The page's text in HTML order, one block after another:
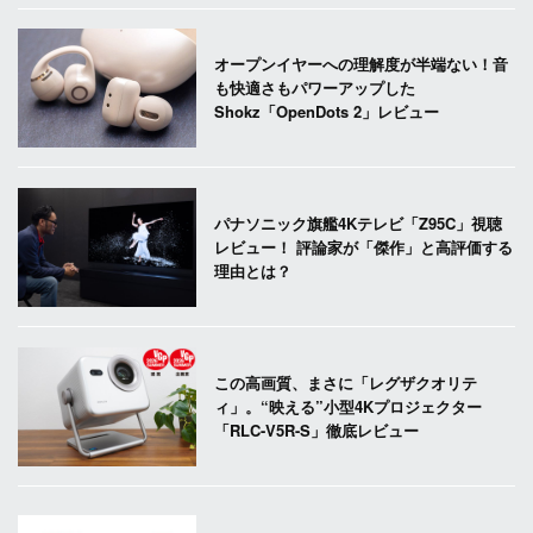
オープンイヤーへの理解度が半端ない！音
も快適さもパワーアップした
Shokz「OpenDots 2」レビュー
パナソニック旗艦4Kテレビ「Z95C」視聴
レビュー！ 評論家が「傑作」と高評価する
理由とは？
この高画質、まさに「レグザクオリテ
ィ」。“映える”小型4Kプロジェクター
「RLC-V5R-S」徹底レビュー